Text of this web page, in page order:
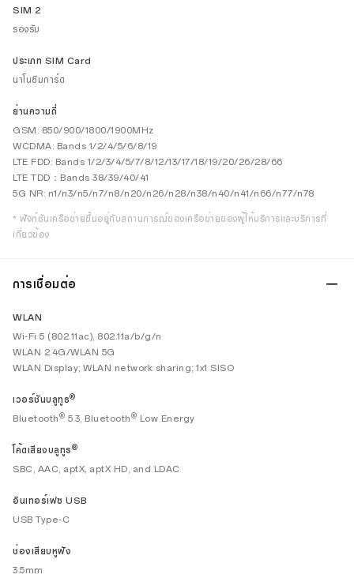
SIM 2
รองรับ
ประเภท SIM Card
นาโนซิมการ์ด
ย่านความถี่
GSM: 850/900/1800/1900MHz
WCDMA: Bands 1/2/4/5/6/8/19
LTE FDD: Bands 1/2/3/4/5/7/8/12/13/17/18/19/20/26/28/66
LTE TDD：Bands 38/39/40/41
5G NR: n1/n3/n5/n7/n8/n20/n26/n28/n38/n40/n41/n66/n77/n78
* ฟังก์ชันเครือข่ายขึ้นอยู่กับสถานการณ์ของเครือข่ายของผู้ให้บริการและบริการที่
เกี่ยวข้อง
การเชื่อมต่อ
WLAN
Wi-Fi 5 (802.11ac), 802.11a/b/g/n
WLAN 2.4G/WLAN 5G
WLAN Display; WLAN network sharing; 1x1 SISO
เวอร์ชันบลูทูธ®
Bluetooth ® 5.3, Bluetooth ® Low Energy
โค้ดเสียงบลูทูธ ®
SBC, AAC, aptX, aptX HD, and LDAC
อินเทอร์เฟซ USB
USB Type-C
ช่องเสียบหูฟัง
3.5mm